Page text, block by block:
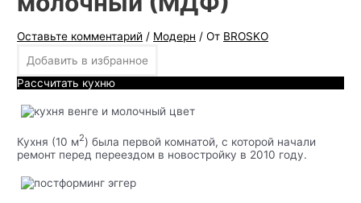
Оставьте комментарий / Модерн / От BROSKO
Добавить в избранное
Рассчитать кухню
Кухня (10 м2) была первой комнатой, с которой начали
ремонт перед переездом в новостройку в 2010 году.